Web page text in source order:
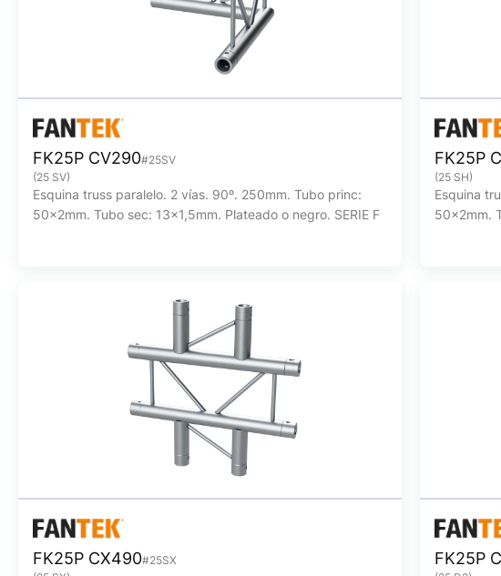
FK25P CV290#25SV
(25 SV)
Esquina truss paralelo. 2 vías. 90º. 250mm. Tubo princ:
50x2mm. Tubo sec: 13x1,5mm. Plateado o negro. SERIE F
FK25P
(25 SH)
Esquina
50x2mm.
FK25P CX490#25SX
FK25P